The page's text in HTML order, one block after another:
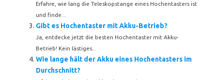
Erfahre, wie lang die Teleskopstange eines Hochentasters ist
und finde...
Gibt es Hochentaster mit Akku-Betrieb?
Ja, entdecke jetzt die besten Hochentaster mit Akku-
Betrieb! Kein lästiges...
Wie lange hält der Akku eines Hochentasters im
Durchschnitt?